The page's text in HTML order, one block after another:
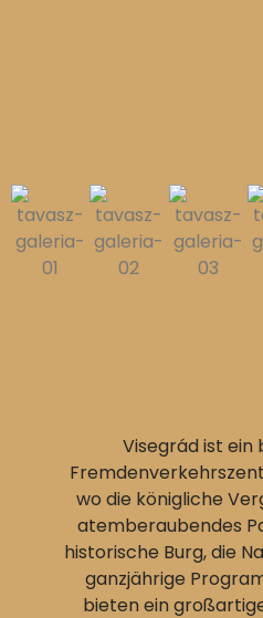
Visegrád ist ein
wo die königliche
atemberaubendes
historische Burg, die
ganzjährige
bieten ein